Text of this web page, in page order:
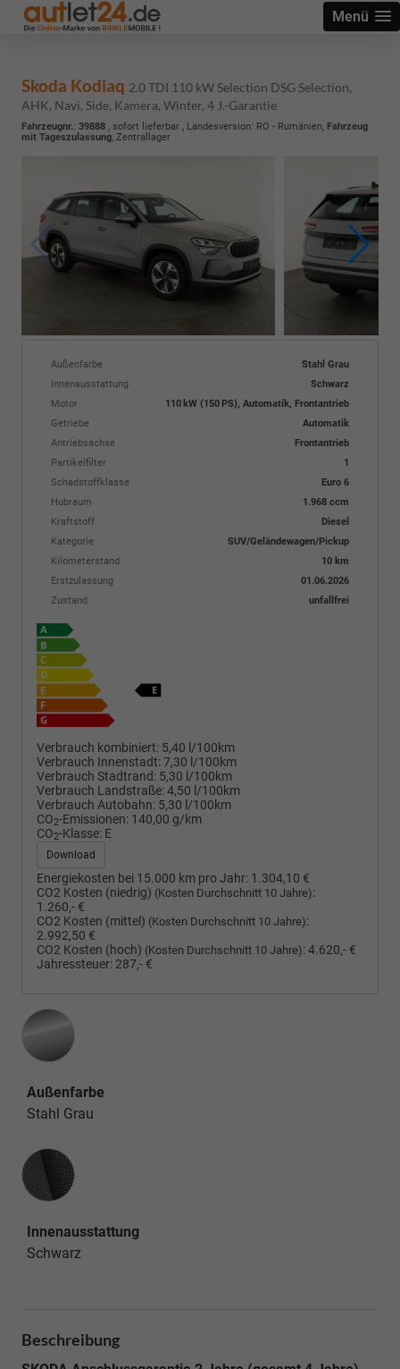
Menü
Skoda Kodiaq 2.0 TDI 110 kW Selection DSG Selection,
AHK, Navi, Side, Kamera, Winter, 4 J.-Garantie
Fahrzeugnr.: 39888 , sofort lieferbar , Landesversion: RO - Rumänien, Fahrzeug
mit Tageszulassung, Zentrallager
Außenfarbe
Stahl Grau
Innenausstattung
Schwarz
Motor
110 kW (150 PS), Automatik, Frontantrieb
Getriebe
Automatik
Antriebsachse
Frontantrieb
Partikelfilter
1
Schadstoffklasse
Euro 6
Hubraum
1.968 ccm
Kraftstoff
Diesel
Kategorie
SUV/Geländewagen/Pickup
Kilometerstand
10 km
Erstzulassung
01.06.2026
Zustand
unfallfrei
Verbrauch kombiniert: 5,40 l/100km
Verbrauch Innenstadt:7,30 l/100km
Verbrauch Stadtrand: 5,30 l/100km
Verbrauch Landstraße:4,50 l/100km
Verbrauch Autobahn: 5,30 l/100km
CO2-Emissionen: 140,00 g/km
CO2-Klasse: E
Download
Energiekosten bei 15.000 km pro Jahr: 1.304,10 €
CO2 Kosten (niedrig) (Kosten Durchschnitt 10 Jahre):
1.260,- €
CO2 Kosten (mittel) (Kosten Durchschnitt 10 Jahre):
2.992,50 €
CO2 Kosten (hoch) (Kosten Durchschnitt 10 Jahre):4.620,- €
Jahressteuer: 287,- €
Außenfarbe
Stahl Grau
Innenausstattung
Innenausstattung
Schwarz
Beschreibung